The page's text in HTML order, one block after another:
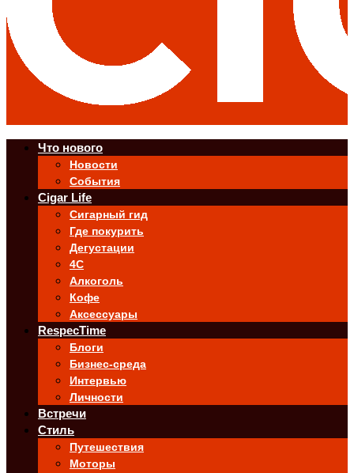
Что нового
Новости
События
Cigar Life
Сигарный гид
Где покурить
Дегустации
4C
Алкоголь
Кофе
Аксессуары
RespecTime
Блоги
Бизнес-среда
Интервью
Личности
Встречи
Стиль
Путешествия
Моторы